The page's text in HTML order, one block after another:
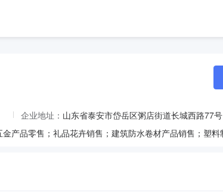
企业地址： 山东省泰安市岱岳区粥店街道长城西路77号